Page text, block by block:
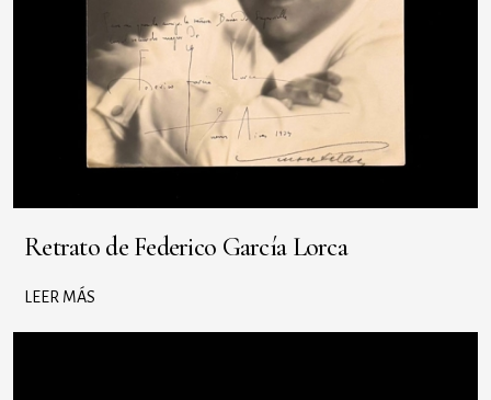
Retrato de Federico García Lorca
LEER MÁS